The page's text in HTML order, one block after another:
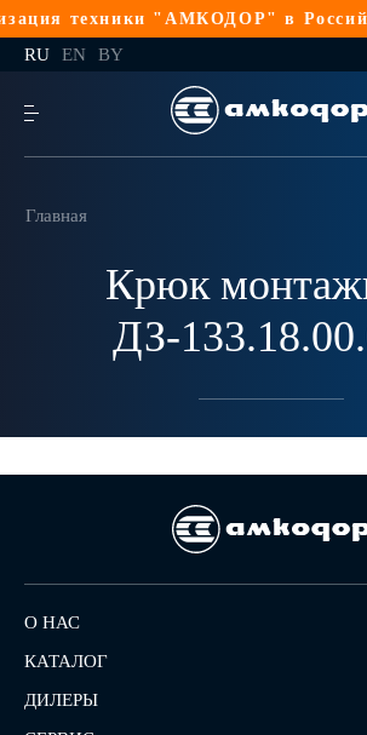
техники "АМКОДОР" в
RU EN BY
Главная
Крюк
ДЗ-
О НАС
КАТАЛОГ
ДИЛЕРЫ